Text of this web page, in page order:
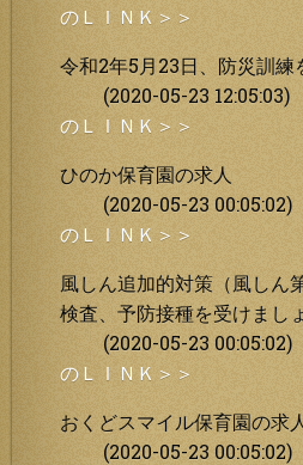
のＬＩＮＫ＞＞
令和2年5月23日、防災訓練
(2020-05-23
のＬＩＮＫ＞＞
ひのか保育園の求人
(2020-05-23
のＬＩＮＫ＞＞
風しん追加的対策（風しん
検査、予防接種を受けまし
(2020-05-23
のＬＩＮＫ＞＞
おくどスマイル保育園の求人
(2020-05-23